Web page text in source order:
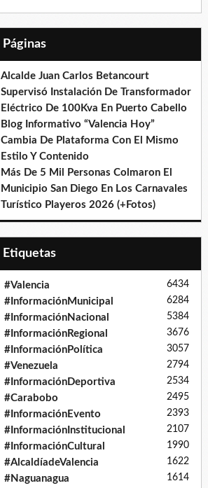
Páginas
Alcalde Juan Carlos Betancourt
Supervisó Instalación De Transformador
Eléctrico De 100Kva En Puerto Cabello
Blog Informativo “Valencia Hoy”
Cambia De Plataforma Con El Mismo
Estilo Y Contenido
Más De 5 Mil Personas Colmaron El
Municipio San Diego En Los Carnavales
Turístico Playeros 2026 (+Fotos)
Etiquetas
#Valencia 6434
#InformaciónMunicipal 6284
#InformaciónNacional 5384
#InformaciónRegional 3676
#InformaciónPolítica 3057
#Venezuela 2794
#InformaciónDeportiva 2534
#Carabobo 2495
#InformaciónEvento 2393
#InformaciónInstitucional 2107
#InformaciónCultural 1990
#AlcaldíadeValencia 1622
#Naguanagua 1614